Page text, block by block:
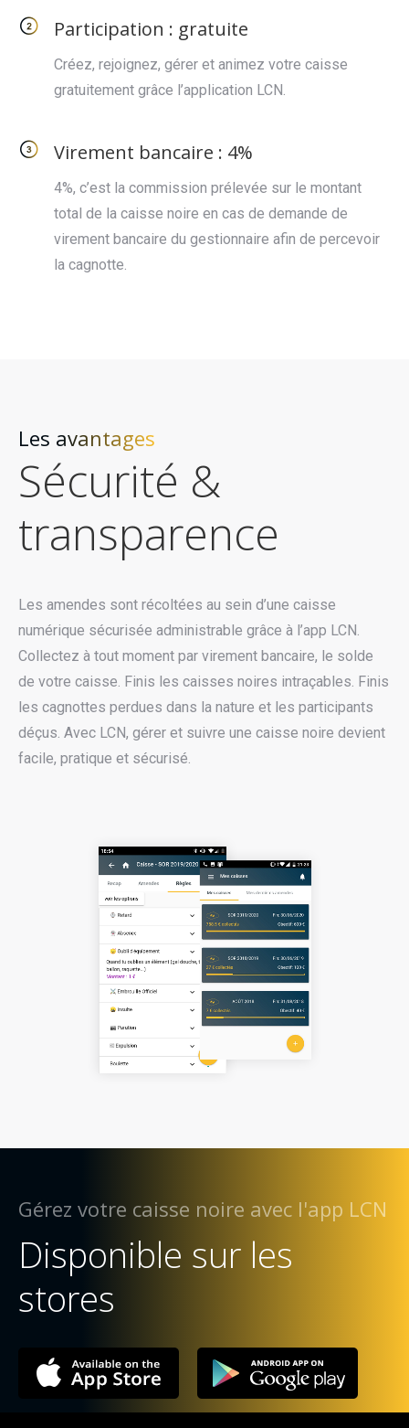
Participation : gratuite
Créez, rejoignez, gérer et animez votre caisse
gratuitement grâce l’application LCN.
Virement bancaire : 4%
4%, c’est la commission prélevée sur le montant
total de la caisse noire en cas de demande de
virement bancaire du gestionnaire afin de percevoir
la cagnotte.
Les avantages
Sécurité &
transparence
Les amendes sont récoltées au sein d’une caisse
numérique sécurisée administrable grâce à l’app LCN.
Collectez à tout moment par virement bancaire, le solde
de votre caisse. Finis les caisses noires intraçables. Finis
les cagnottes perdues dans la nature et les participants
déçus. Avec LCN, gérer et suivre une caisse noire devient
facile, pratique et sécurisé.
Gérez votre caisse noire avec l'app LCN
Disponible sur les
stores